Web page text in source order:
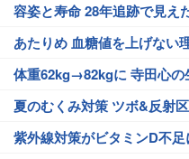
容姿と寿命 28年追跡で見え
あたりめ 血糖値を上げない
体重62kg→82kgに 寺田心の
夏のむくみ対策 ツボ&反射
紫外線対策がビタミンD不足